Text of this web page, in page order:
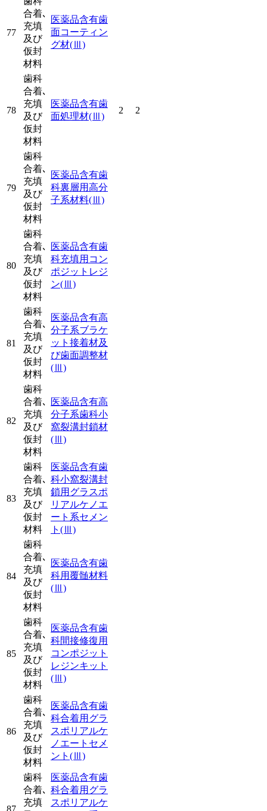
77
合着､
充填
及び
仮封
材料
医薬品含有歯
面コーティン
グ材(Ⅲ)
78
歯科
合着､
充填
及び
仮封
材料
医薬品含有歯
面処理材(Ⅲ)
2 2
79
歯科
合着､
充填
及び
仮封
材料
医薬品含有歯
科裏層用高分
子系材料(Ⅲ)
80
歯科
合着､
充填
及び
仮封
材料
医薬品含有歯
科充填用コン
ポジットレジ
ン(Ⅲ)
81
歯科
合着､
充填
及び
仮封
材料
医薬品含有高
分子系ブラケ
ット接着材及
び歯面調整材
(Ⅲ)
82
歯科
合着､
充填
及び
仮封
材料
医薬品含有高
分子系歯科小
窩裂溝封鎖材
(Ⅲ)
83
歯科
合着､
充填
及び
仮封
材料
医薬品含有歯
科小窩裂溝封
鎖用グラスポ
リアルケノエ
ート系セメン
ト (Ⅲ)
84
歯科
合着､
充填
及び
仮封
材料
医薬品含有歯
科用覆髄材料
(Ⅲ)
85
歯科
合着､
充填
及び
仮封
材料
医薬品含有歯
科間接修復用
コンポジット
レジンキット
(Ⅲ)
86
歯科
合着､
充填
及び
仮封
材料
医薬品含有歯
科合着用グラ
スポリアルケ
ノエートセメ
ント (Ⅲ)
歯科
合着､
充填
医薬品含有歯
科合着用グラ
スポリアルケ